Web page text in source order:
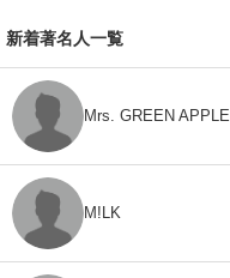
新着著名人一覧
Mrs. GREEN APPLE
M!LK